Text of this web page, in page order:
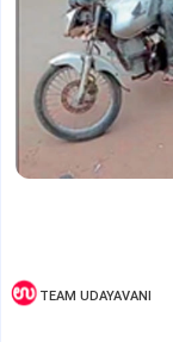
TEAM UDAYAVANI